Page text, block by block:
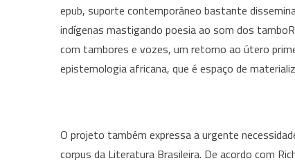
epub, suporte contemporâneo bastante
indígenas mastigando poesia ao som dos
com tambores e vozes, um retorno ao útero
epistemologia africana, que é espaço de
O projeto também expressa a urgente
corpus da Literatura Brasileira. De acordo com